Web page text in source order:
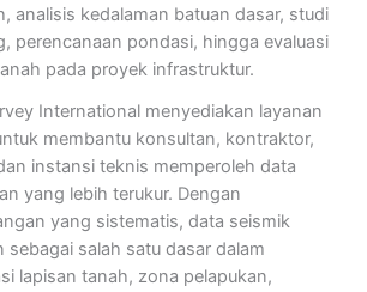
analisis kedalaman batuan dasar, studi
perencanaan pondasi, hingga evaluasi
pada proyek infrastruktur.
International menyediakan layanan
membantu konsultan, kontraktor,
instansi teknis memperoleh data
yang lebih terukur. Dengan
yang sistematis, data seismik
sebagai salah satu dasar dalam
lapisan tanah, zona pelapukan,